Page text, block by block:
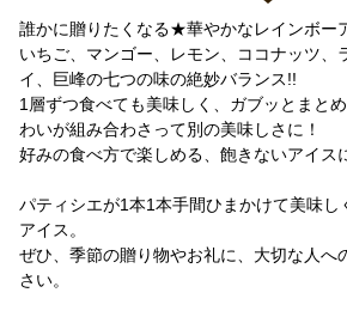
誰かに贈りたくなる★華やかなレインボー
いちご、マンゴー、レモン、ココナッツ、
イ、巨峰の七つの味の絶妙バランス!!
1層ずつ食べても美味しく、ガブッとまと
わいが組み合わさって別の美味しさに！
好みの食べ方で楽しめる、飽きないアイス
パティシエが1本1本手間ひまかけて美味し
アイス。
ぜひ、季節の贈り物やお礼に、大切な人へ
さい。